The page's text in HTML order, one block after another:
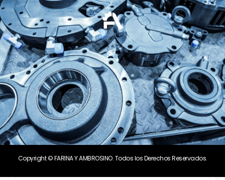
Copyright © FARINA Y AMBROSINO. Todos los Derechos Reservados.